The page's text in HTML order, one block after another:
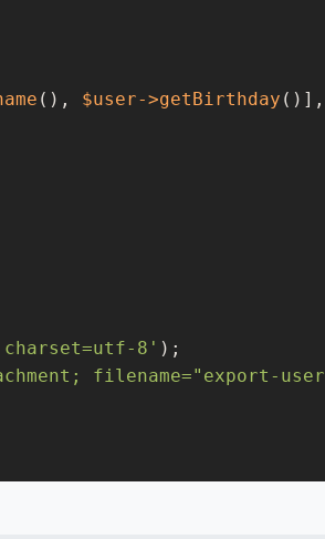
(), $user->getBirthday ()],
8' );
filename="export-